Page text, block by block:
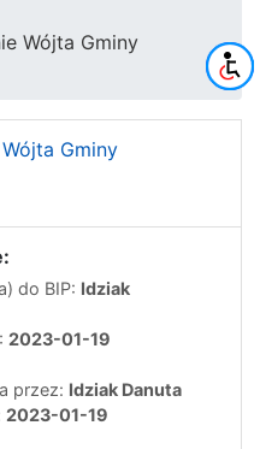
Wójta Gminy
Gminy
do BIP: Idziak
2023-01-19
przez: Idziak Danuta
2023-01-19